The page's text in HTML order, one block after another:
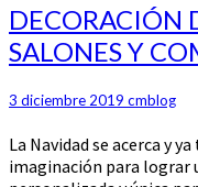
DECORACIÓN
DE
NAVIDAD
SALONES
COMEDORES
DECORACIÓN
SALONES Y
3 diciembre 2019 cmblog
La Navidad se acerca y
imaginación para lograr